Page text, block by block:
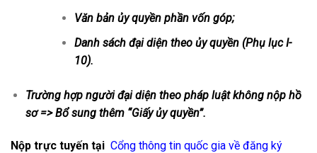
Văn bản ủy quyền phần vốn góp;
Danh sách đại diện theo ủy quyền (Phụ lục I-
10).
Trường hợp người đại diện theo pháp luật không nộp hồ
sơ => Bổ sung thêm “Giấy ủy quyền”.
Nộp trực tuyến tại Cổng thông tin quốc gia về đăng ký